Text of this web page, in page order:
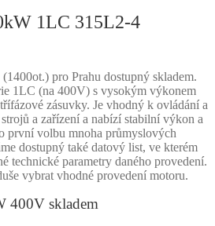
1LC 315L2-4
pro Prahu dostupný skladem.
1LC (na 400V) s vysokým výkonem
zásuvky. Je vhodný k ovládání a
a zařízení a nabízí stabilní výkon a
první volbu mnoha průmyslových
dostupný také datový list, ve kterém
technické parametry daného provedení.
vybrat vhodné provedení motoru.
400V skladem